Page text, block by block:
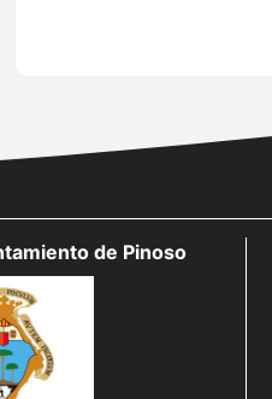
de Pinoso